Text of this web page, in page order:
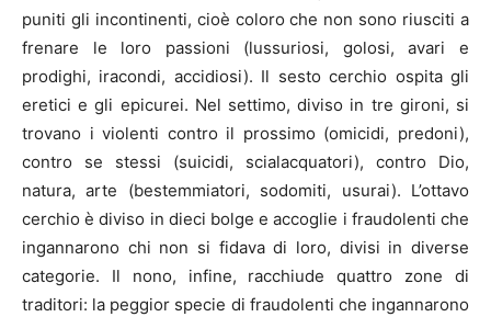
puniti gli incontinenti, cioè coloro che non sono riusciti a
frenare le loro passioni (lussuriosi, golosi, avari e
prodighi, iracondi, accidiosi). Il sesto cerchio ospita gli
eretici e gli epicurei. Nel settimo, diviso in tre gironi, si
trovano i violenti contro il prossimo (omicidi, predoni),
contro se stessi (suicidi, scialacquatori), contro Dio,
natura, arte (bestemmiatori, sodomiti, usurai). L’ottavo
cerchio è diviso in dieci bolge e accoglie i fraudolenti che
ingannarono chi non si fidava di loro, divisi in diverse
categorie. Il nono, infine, racchiude quattro zone di
traditori: la peggior specie di fraudolenti che ingannarono